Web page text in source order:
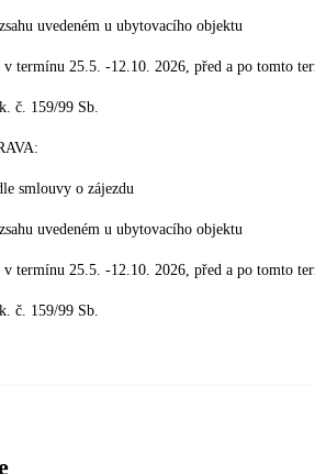
uvedeném u ubytovacího objektu
v termínu 25.5. -12.10. 2026, před a po tomto
č. 159/99 Sb.
smlouvy o zájezdu
uvedeném u ubytovacího objektu
v termínu 25.5. -12.10. 2026, před a po tomto
č. 159/99 Sb.